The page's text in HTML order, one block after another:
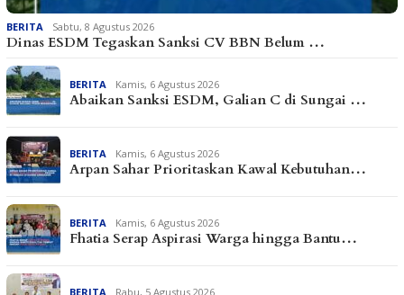
BERITA Sabtu, 8 Agustus 2026
Dinas ESDM Tegaskan Sanksi CV BBN Belum …
BERITA Kamis, 6 Agustus 2026
Abaikan Sanksi ESDM, Galian C di Sungai …
BERITA Kamis, 6 Agustus 2026
Arpan Sahar Prioritaskan Kawal Kebutuhan…
BERITA Kamis, 6 Agustus 2026
Fhatia Serap Aspirasi Warga hingga Bantu…
BERITA Rabu, 5 Agustus 2026